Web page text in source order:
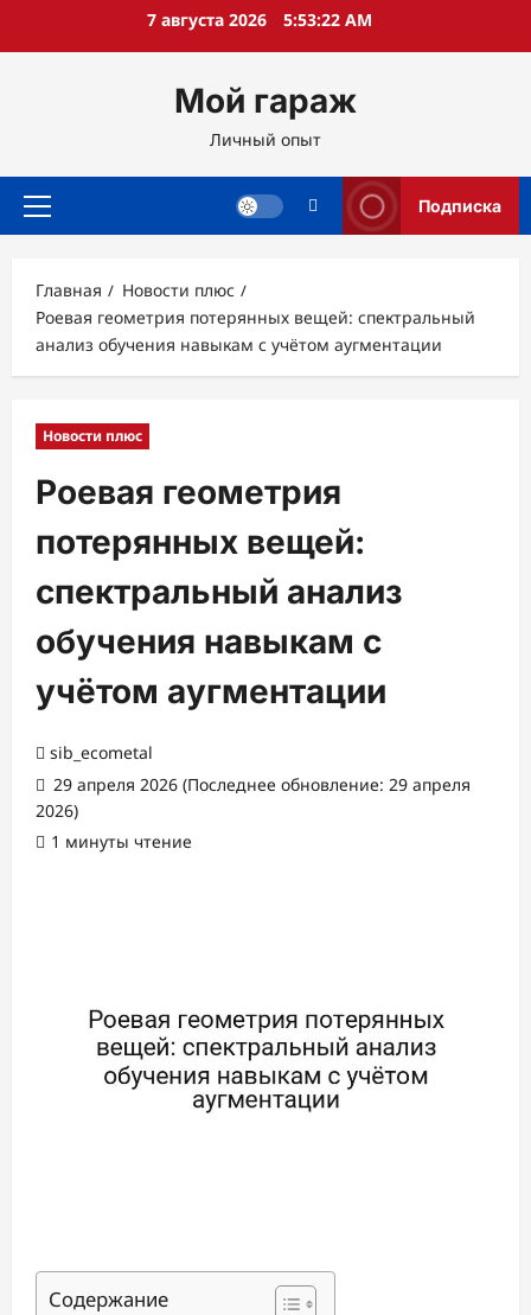
7 августа 2026 5:53:23 AM
Мой гараж
Личный опыт
Основное
Подписка
Главная
Новости плюс
Роевая геометрия потерянных вещей: спектральный
анализ обучения навыкам с учётом аугментации
Новости плюс
Роевая геометрия
потерянных вещей:
спектральный анализ
обучения навыкам с
учётом аугментации
sib_ecometal
29 апреля 2026 (Последнее обновление: 29 апреля
2026)
1 минуты чтение
Содержание